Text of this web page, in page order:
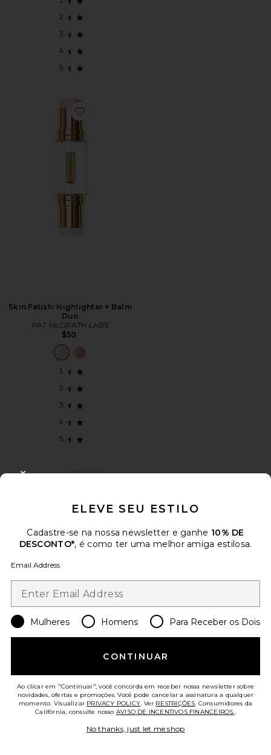
Favorite Skin Fetish: Highlighter + Balm Duo
Skin Fetish: Highlighter + Balm
Duo
PAT McGRATH LABS
$50
PINCEL DE BRONZER SKIN
FETISH
PAT McGRATH LABS
$39
ELEVE SEU ESTILO
Cadastre-se na nossa newsletter e ganhe 10% DE
DESCONTO*, é como ter uma melhor amiga estilosa.
Email Address
Mulheres Homens Para Receber os Dois
CONTINUAR
Ao clicar em "Continuar", você concorda em receber nossa newsletter sobre
novidades, ofertas e promoções. Você pode cancelar a assinatura a qualquer
momento. Visualizar PRIVACY POLICY. Ver RESTRIÇÕES. Consumidores da
Califórnia, consulte nosso AVISO DE INCENTIVOS FINANCEIROS..
No thanks, just let me shop